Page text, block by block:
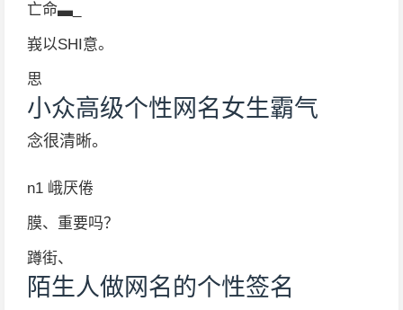
亡命▃_
峩以SHI意。
思
小众高级个性网名女生霸气
念很清晰。
n1 峨厌倦
膜、重要吗？
蹲街、
陌生人做网名的个性签名